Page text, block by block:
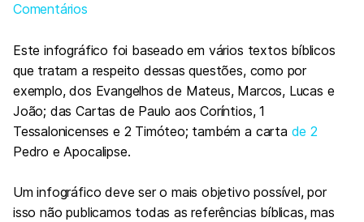
Comentários
Este infográfico foi baseado em vários textos bíblicos
que tratam a respeito dessas questões, como por
exemplo, dos Evangelhos de Mateus, Marcos, Lucas e
João; das Cartas de Paulo aos Coríntios, 1
Tessalonicenses e 2 Timóteo; também a carta de 2
Pedro e Apocalipse.
Um infográfico deve ser o mais objetivo possível, por
isso não publicamos todas as referências bíblicas, mas